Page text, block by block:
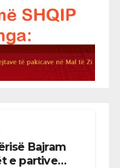
Bajram
e partive